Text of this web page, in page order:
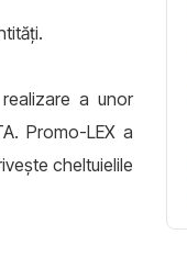
a unor
Promo-LEX a
cheltuielile